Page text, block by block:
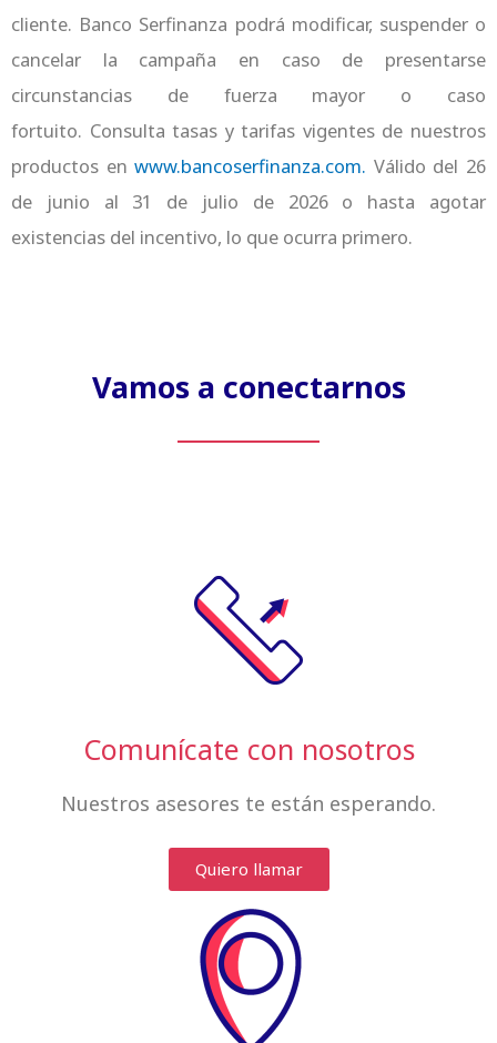
cliente. Banco Serfinanza podrá modificar, suspender o
cancelar la campaña en caso de presentarse
circunstancias de fuerza mayor o caso
fortuito. Consulta tasas y tarifas vigentes de nuestros
productos enwww.bancoserfinanza.com. Válido del 26
de junio al 31 de julio de 2026 o hasta agotar
existencias del incentivo, lo que ocurra primero.
Vamos a conectarnos
Comunícate con nosotros
Nuestros asesores te están esperando.
Quiero llamar